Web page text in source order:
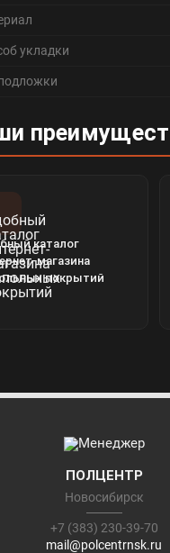
укладки
каталог
магазина
покрытий
ПОЛЦЕНТР
Новосибирск
+7 (383) 230-39-70
mail@polcentrnsk.ru